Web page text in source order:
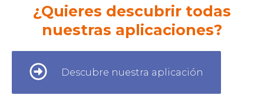
¿Quieres descubrir todas
nuestras aplicaciones?
Descubre nuestra aplicación